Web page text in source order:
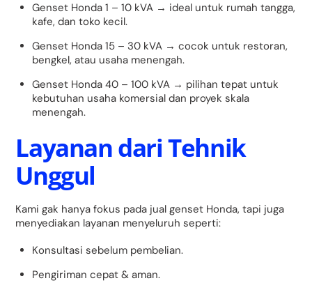
Genset Honda 1 – 10 kVA → ideal untuk rumah tangga,
kafe, dan toko kecil.
Genset Honda 15 – 30 kVA → cocok untuk restoran,
bengkel, atau usaha menengah.
Genset Honda 40 – 100 kVA → pilihan tepat untuk
kebutuhan usaha komersial dan proyek skala
menengah.
Layanan dari Tehnik
Unggul
Kami gak hanya fokus pada jual genset Honda, tapi juga
menyediakan layanan menyeluruh seperti:
Konsultasi sebelum pembelian.
Pengiriman cepat & aman.